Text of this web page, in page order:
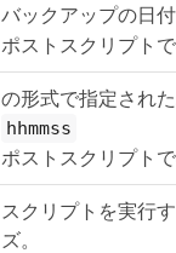
バックアップの日
ポストスクリプト
の形式で指定され
hhmmss
ポストスクリプト
スクリプトを実行
ズ。